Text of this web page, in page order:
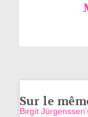
Sur le
Birgit